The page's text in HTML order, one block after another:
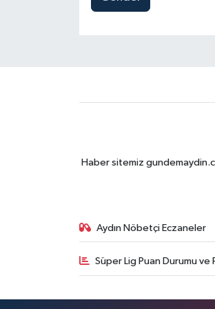
Haber sitemiz
Aydın Nöbetçi Eczaneler
Süper Lig Puan Durumu ve